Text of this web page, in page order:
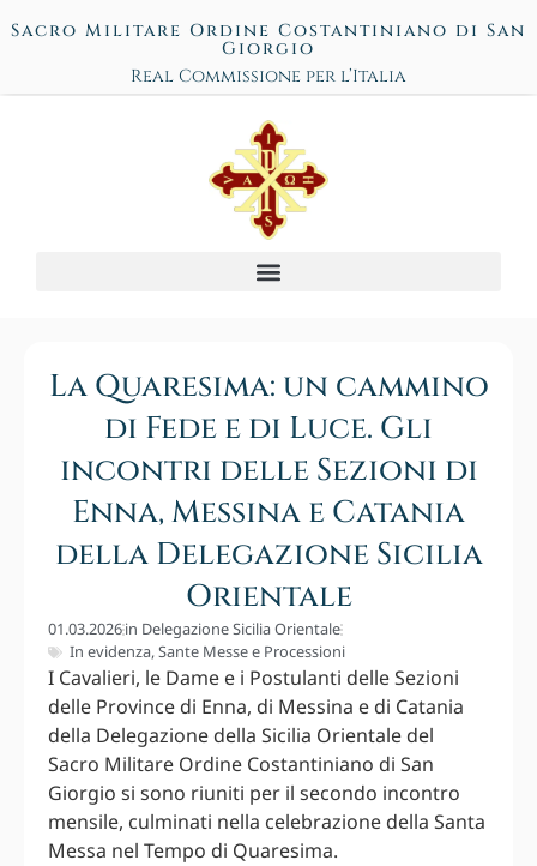
Sacro Militare Ordine Costantiniano di San
Giorgio
Real Commissione per l’Italia
La Quaresima: un cammino
di Fede e di Luce. Gli
incontri delle Sezioni di
Enna, Messina e Catania
della Delegazione Sicilia
Orientale
01.03.2026in Delegazione Sicilia Orientale
In evidenza,Sante Messe e Processioni
I Cavalieri, le Dame e i Postulanti delle Sezioni
delle Province di Enna, di Messina e di Catania
della Delegazione della Sicilia Orientale del
Sacro Militare Ordine Costantiniano di San
Giorgio si sono riuniti per il secondo incontro
mensile, culminati nella celebrazione della Santa
Messa nel Tempo di Quaresima.